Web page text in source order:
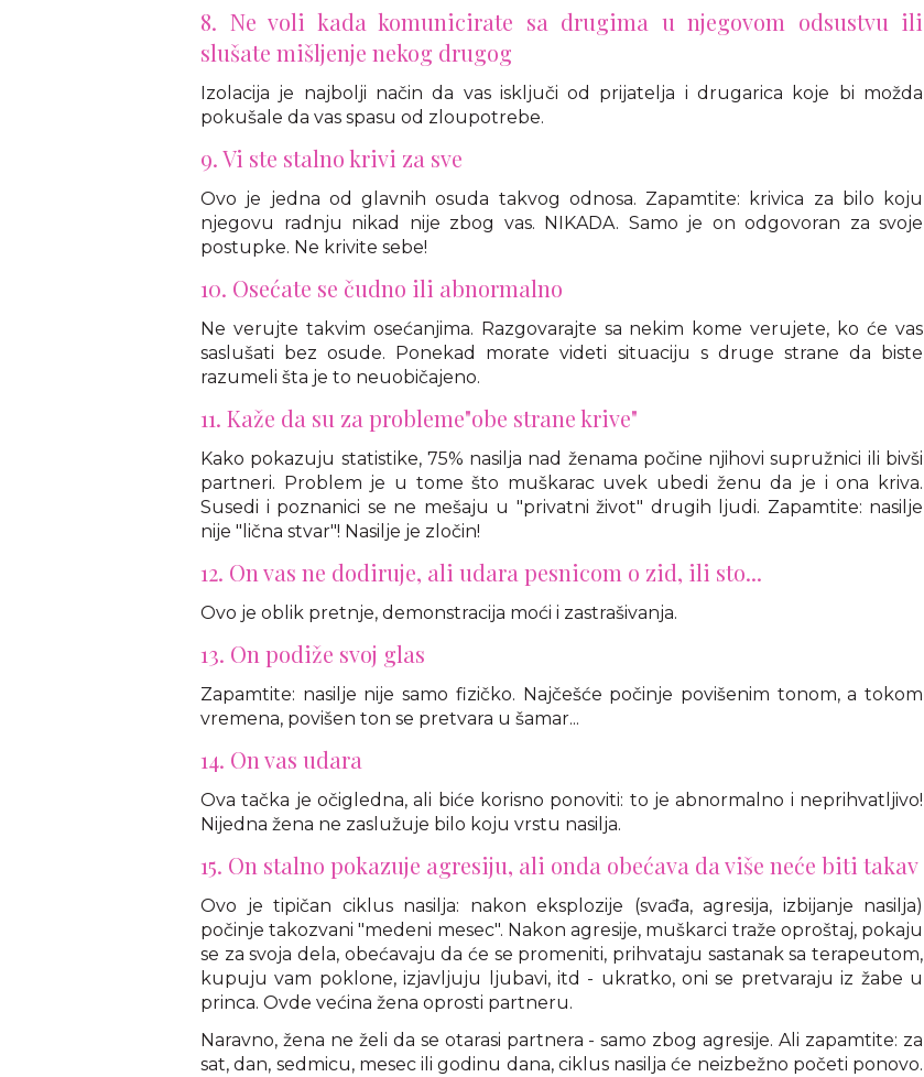
8. Ne voli kada komunicirate sa drugima u njegovom odsustvu ili
slušate mišljenje nekog drugog
Izolacija je najbolji način da vas isključi od prijatelja i drugarica koje bi možda
pokušale da vas spasu od zloupotrebe.
9. Vi ste stalno krivi za sve
Ovo je jedna od glavnih osuda takvog odnosa. Zapamtite: krivica za bilo koju
njegovu radnju nikad nije zbog vas. NIKADA. Samo je on odgovoran za svoje
postupke. Ne krivite sebe!
10. Osećate se čudno ili abnormalno
Ne verujte takvim osećanjima. Razgovarajte sa nekim kome verujete, ko će vas
saslušati bez osude. Ponekad morate videti situaciju s druge strane da biste
razumeli šta je to neuobičajeno.
11. Kaže da su za probleme"obe strane krive"
Kako pokazuju statistike, 75% nasilja nad ženama počine njihovi supružnici ili bivši
partneri. Problem je u tome što muškarac uvek ubedi ženu da je i ona kriva.
Susedi i poznanici se ne mešaju u "privatni život" drugih ljudi. Zapamtite: nasilje
nije "lična stvar"! Nasilje je zločin!
12. On vas ne dodiruje, ali udara pesnicom o zid, ili sto...
Ovo je oblik pretnje, demonstracija moći i zastrašivanja.
13. On podiže svoj glas
Zapamtite: nasilje nije samo fizičko. Najčešće počinje povišenim tonom, a tokom
vremena, povišen ton se pretvara u šamar...
14. On vas udara
Ova tačka je očigledna, ali biće korisno ponoviti: to je abnormalno i neprihvatljivo!
Nijedna žena ne zaslužuje bilo koju vrstu nasilja.
15. On stalno pokazuje agresiju, ali onda obećava da više neće biti takav
Ovo je tipičan ciklus nasilja: nakon eksplozije (svađa, agresija, izbijanje nasilja)
počinje takozvani "medeni mesec". Nakon agresije, muškarci traže oproštaj, pokaju
se za svoja dela, obećavaju da će se promeniti, prihvataju sastanak sa terapeutom,
kupuju vam poklone, izjavljuju ljubavi, itd - ukratko, oni se pretvaraju iz žabe u
princa. Ovde većina žena oprosti partneru.
Naravno, žena ne želi da se otarasi partnera - samo zbog agresije. Ali zapamtite: za
sat, dan, sedmicu, mesec ili godinu dana, ciklus nasilja će neizbežno početi ponovo.